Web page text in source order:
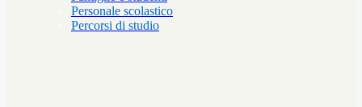
Personale scolastico
Percorsi di studio